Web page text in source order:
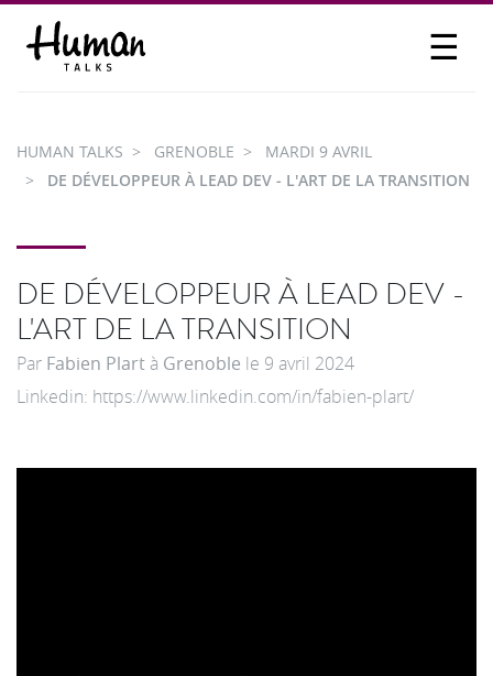
☰
PARTICIPER
HUMAN TALKS GRENOBLE
MARDI 9 AVRIL
DE DÉVELOPPEUR À LEAD DEV - L'ART DE LA TRANSITION
DE DÉVELOPPEUR À LEAD DEV -
L'ART DE LA TRANSITION
Par Fabien Plart à Grenoble le 9 avril 2024
Linkedin: https://www.linkedin.com/in/fabien-plart/